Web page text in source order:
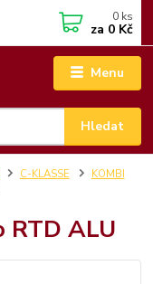
Menu
Hledat
0 ks
za 0 Kč
C-KLASSE
KOMBI
RTD ALU